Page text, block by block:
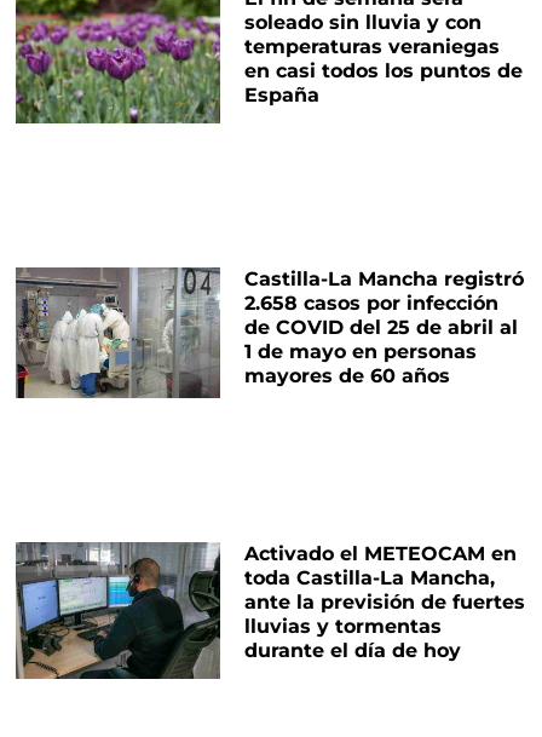
soleado sin lluvia y con
temperaturas veraniegas
en casi todos los puntos de
España
Castilla-La Mancha registró
2.658 casos por infección
de COVID del 25 de abril al
1 de mayo en personas
mayores de 60 años
Activado el METEOCAM en
toda Castilla-La Mancha,
ante la previsión de fuertes
lluvias y tormentas
durante el día de hoy